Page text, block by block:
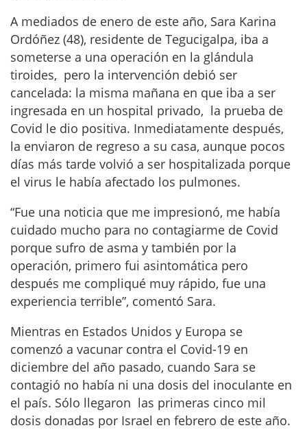
A mediados de enero de este año, Sara Karina
Ordóñez (48), residente de Tegucigalpa, iba a
someterse a una operación en la glándula
tiroides, pero la intervención debió ser
cancelada: la misma mañana en que iba a ser
ingresada en un hospital privado, la prueba de
Covid le dio positiva. Inmediatamente después,
la enviaron de regreso a su casa, aunque pocos
días más tarde volvió a ser hospitalizada porque
el virus le había afectado los pulmones.
“Fue una noticia que me impresionó, me había
cuidado mucho para no contagiarme de Covid
porque sufro de asma y también por la
operación, primero fui asintomática pero
después me compliqué muy rápido, fue una
experiencia terrible”, comentó Sara.
Mientras en Estados Unidos y Europa se
comenzó a vacunar contra el Covid-19 en
diciembre del año pasado, cuando Sara se
contagió no había ni una dosis del inoculante en
el país. Sólo llegaron las primeras cinco mil
dosis donadas por Israel en febrero de este año.